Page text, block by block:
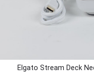
Elgato Stream Deck